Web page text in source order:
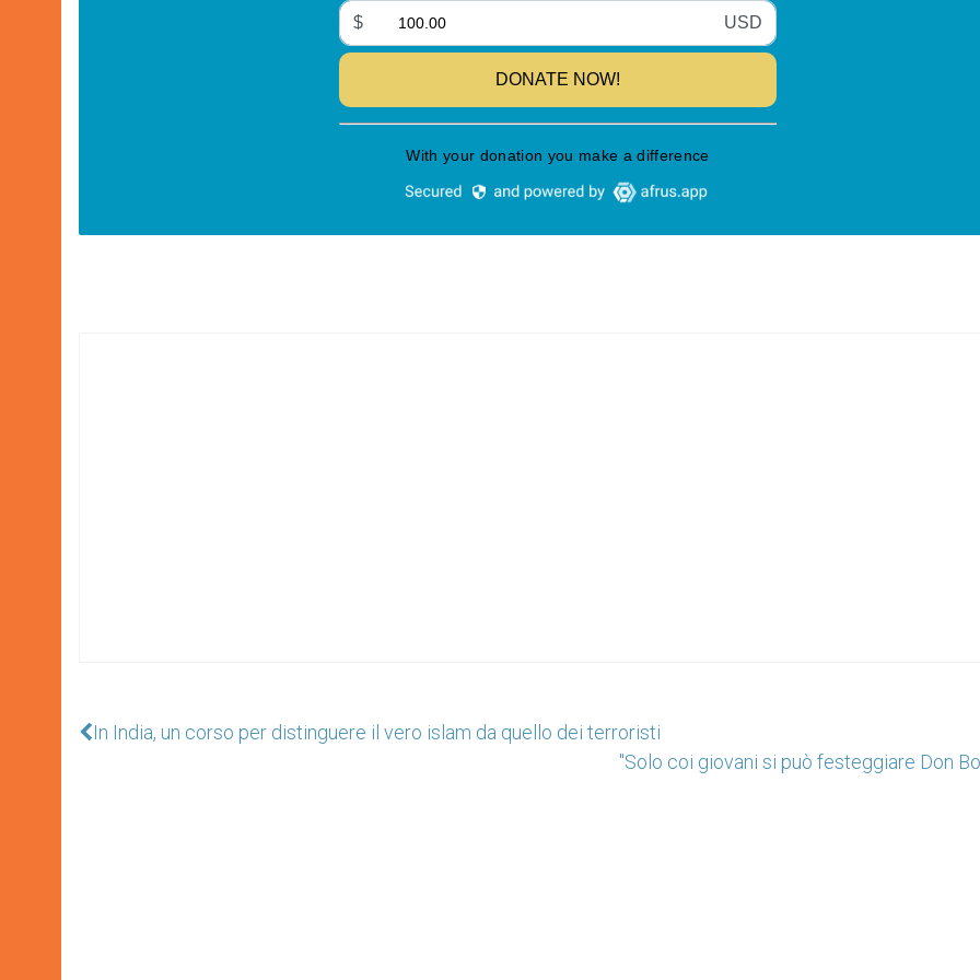
In India, un corso per distinguere il vero islam da quello dei terroristi
"Solo coi giovani si può festeggiare Don